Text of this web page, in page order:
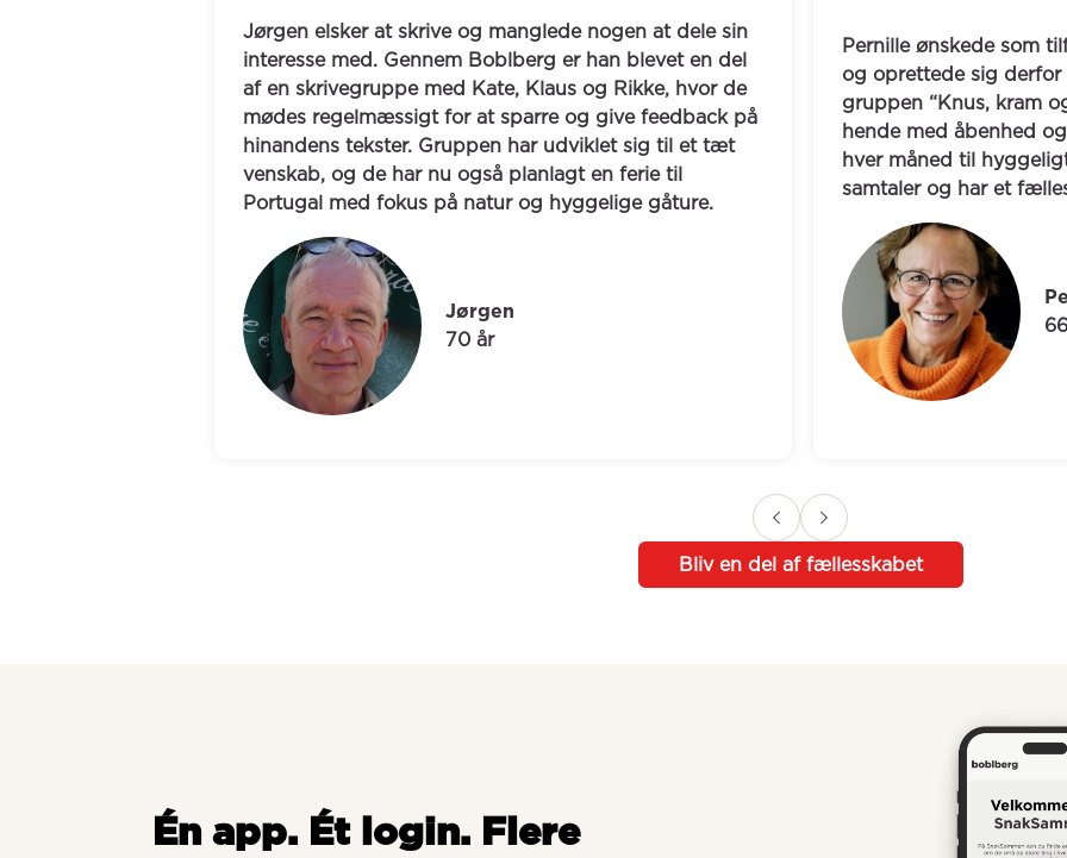
elsker at skrive og manglede nogen at dele sin
med. Gennem Boblberg er han blevet en del
med Kate, Klaus og Rikke, hvor de
regelmæssigt for at sparre og give feedback på
tekster. Gruppen har udviklet sig til et tæt
og de har nu også planlagt en ferie til
med fokus på natur og hyggelige gåture.
Pernille ønskede som tilflytter at udvide sin vennekreds
og oprettede sig derfor på Boblberg. Her fandt hun
gruppen “Knus, kram og kaos”, som hurtigt tog imod
hende med åbenhed og varme. I dag mødes de fast
hver måned til hyggeligt samvær, fælles måltider og
samtaler og har et fællesskab med støtte i hverdagen.
Bliv en del af fællesskabet
Én app. Ét login. Flere